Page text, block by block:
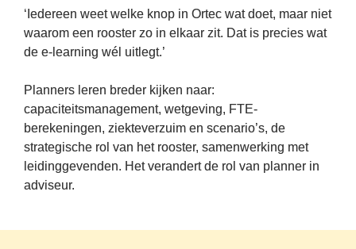
‘Iedereen weet welke knop in Ortec wat doet, maar niet
waarom een rooster zo in elkaar zit. Dat is precies wat
de e-learning wél uitlegt.’
Planners leren breder kijken naar:
capaciteitsmanagement, wetgeving, FTE-
berekeningen, ziekteverzuim en scenario’s, de
strategische rol van het rooster, samenwerking met
leidinggevenden. Het verandert de rol van planner in
adviseur.